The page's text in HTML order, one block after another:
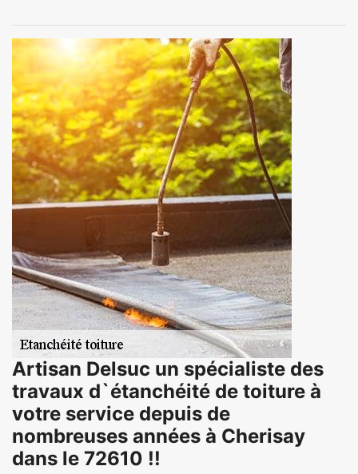
Artisan Delsuc un spécialiste des
travaux d`étanchéité de toiture à
votre service depuis de
nombreuses années à Cherisay
dans le 72610 !!